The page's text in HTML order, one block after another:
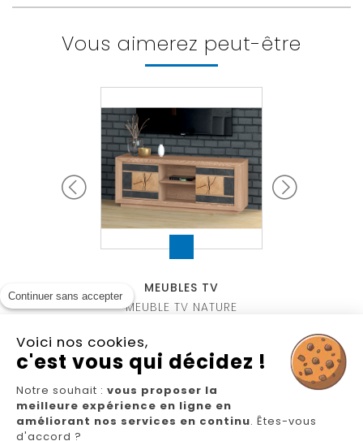
Vous aimerez peut-être
TV FUSION
MEUBLES TV
MEUBLE TV NATURE
Nous suivre
Continuer sans accepter
Voici nos cookies,
c'est vous qui décidez !
Notre souhait : vous proposer la
meilleure expérience en ligne en
améliorant nos services en continu. Êtes-vous
d'accord ?